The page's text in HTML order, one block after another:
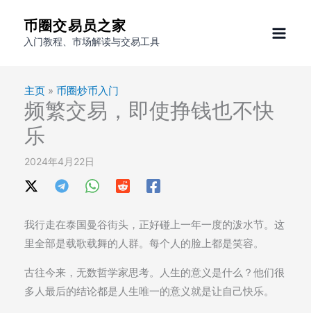
币圈交易员之家
入门教程、市场解读与交易工具
主页 » 币圈炒币入门
频繁交易，即使挣钱也不快
乐
2024年4月22日
我行走在泰国曼谷街头，正好碰上一年一度的泼水节。这
里全部是载歌载舞的人群。每个人的脸上都是笑容。
古往今来，无数哲学家思考。人生的意义是什么？他们很
多人最后的结论都是人生唯一的意义就是让自己快乐。